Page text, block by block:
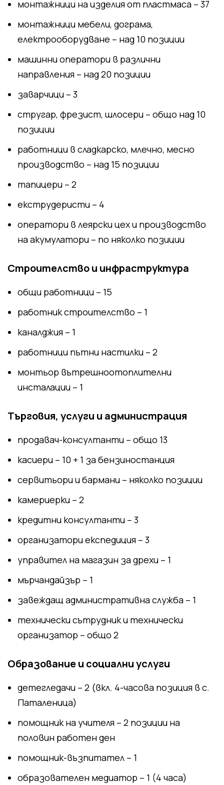
монтажници на изделия от пластмаса – 37
монтажници мебели, дограма,
електрооборудване – над 10 позиции
машинни оператори в различни
направления – над 20 позиции
заварчици – 3
стругар, фрезист, шлосери – общо над 10
позиции
работници в сладкарско, млечно, месно
производство – над 15 позиции
тапицери – 2
екструдеристи – 4
оператори в леярски цех и производство
на акумулатори – по няколко позиции
Строителство и инфраструктура
общи работници – 15
работник строителство – 1
каналджия – 1
работници пътни настилки – 2
монтьор вътрешноотоплителни
инсталации – 1
Търговия, услуги и администрация
продавач-консултанти – общо 13
касиери – 10 + 1 за бензиностанция
сервитьори и бармани – няколко позиции
камериерки – 2
кредитни консултанти – 3
организатори експедиция – 3
управител на магазин за дрехи – 1
мърчандайзър – 1
завеждащ административна служба – 1
технически сътрудник и технически
организатор – общо 2
Образование и социални услуги
детегледачи – 2 (вкл. 4-часова позиция в с.
Паталеница)
помощник на учителя – 2 позиции на
половин работен ден
помощник-възпитател – 1
образователен медиатор – 1 (4 часа)